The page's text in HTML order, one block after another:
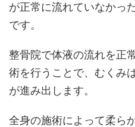
が正常に流れていなかっ
です。
整骨院で体液の流れを正
術を行うことで、むくみ
が進み出します。
全身の施術によって柔ら